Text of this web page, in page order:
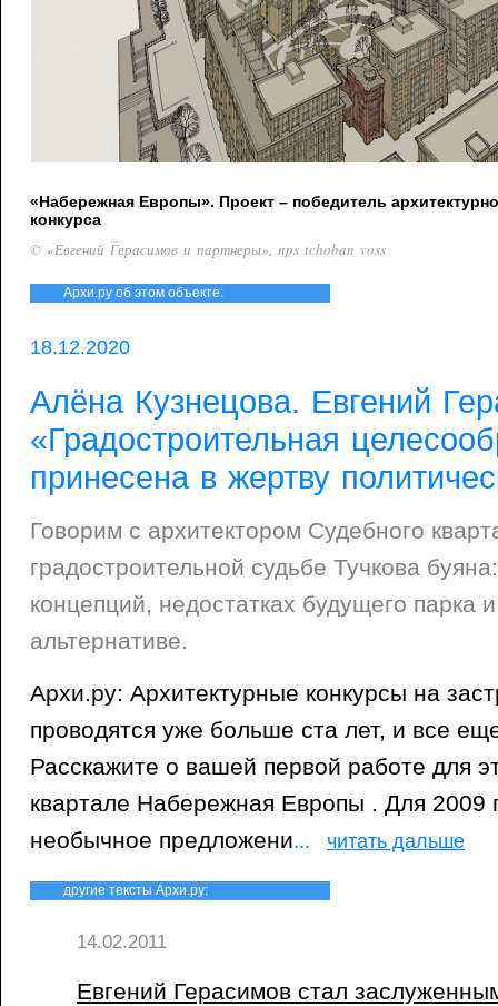
«Набережная Европы». Проект – победитель
конкурса
© «Евгений Герасимов и партнеры», nps tchoban voss
Архи.ру об этом объекте:
18.12.2020
Алёна Кузнецова. Евгений
«Градостроительная
принесена в жертву
Говорим с архитектором Судебного
градостроительной судьбе Тучкова
концепций, недостатках будущего парка
альтернативе.
Архи.ру: Архитектурные конкурсы на
проводятся уже больше ста лет, и все
Расскажите о вашей первой работе для
квартале Набережная Европы . Для 2009
необычное предложени... читать дальше
другие тексты Архи.ру:
14.02.2011
Евгений Герасимов стал